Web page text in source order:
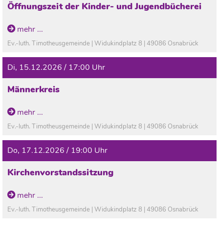
Öffnungszeit der Kinder- und Jugendbücherei
In den Ferien geschlossen!
mehr ...
Ev.-luth. Timotheusgemeinde | Widukindplatz 8 | 49086 Osnabrück
Di, 15.12.2026 / 17:00 Uhr
Männerkreis
mehr ...
Ev.-luth. Timotheusgemeinde | Widukindplatz 8 | 49086 Osnabrück
Do, 17.12.2026 / 19:00 Uhr
Kirchenvorstandssitzung
mehr ...
Ev.-luth. Timotheusgemeinde | Widukindplatz 8 | 49086 Osnabrück